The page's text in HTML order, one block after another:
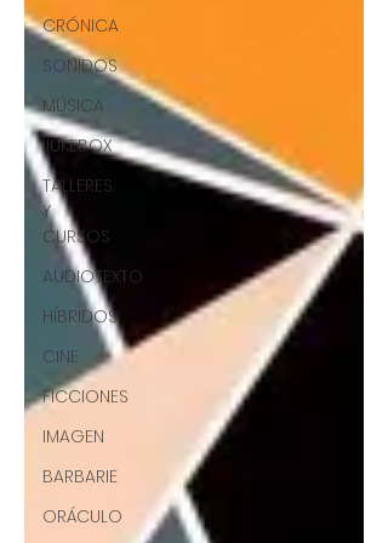
CRÓNICA
SONIDOS
MÚSICA
JUKEBOX
TALLERES
Y
CURSOS
AUDIOTEXTO
HÍBRIDOS
CINE
FICCIONES
IMAGEN
BARBARIE
ORÁCULO